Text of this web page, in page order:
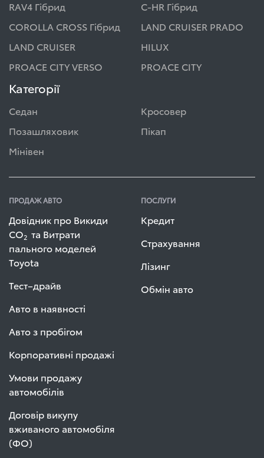
RAV4 Гібрид
C-HR Гібрид
COROLLA CROSS Гібрид
LAND CRUISER PRADO
LAND CRUISER
HILUX
PROACE CITY VERSO
PROACE CITY
Категорії
Седан
Кросовер
Позашляховик
Пікап
Мінівен
ПРОДАЖ АВТО
Довідник про Викиди
СО2 та Витрати
пального моделей
Toyota
Тест–драйв
Авто в наявності
Авто з пробігом
Корпоративні продажі
Умови продажу
автомобілів
Договір викупу
вживаного автомобіля
(ФО)
ПОСЛУГИ
Кредит
Страхування
Лізинг
Обмін авто